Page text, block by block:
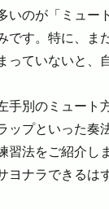
いのが「ミュー
です。特に、ま
っていないと、
手別のミュート
ップといった奏
習法をご紹介し
ヨナラできるは